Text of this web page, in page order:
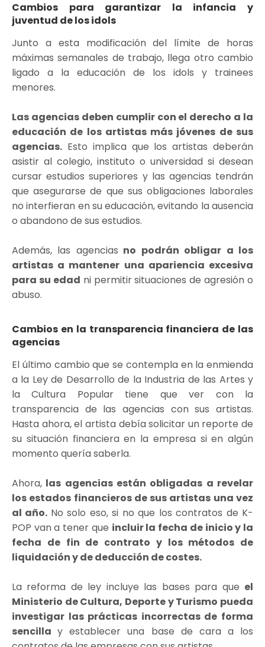
Cambios para garantizar la infancia y
juventud de los idols
Junto a esta modificación del límite de horas
máximas semanales de trabajo, llega otro cambio
ligado a la educación de los idols y trainees
menores.
Las agencias deben cumplir con el derecho a la
educación de los artistas más jóvenes de sus
agencias. Esto implica que los artistas deberán
asistir al colegio, instituto o universidad si desean
cursar estudios superiores y las agencias tendrán
que asegurarse de que sus obligaciones laborales
no interfieran en su educación, evitando la ausencia
o abandono de sus estudios.
Además, las agencias no podrán obligar a los
artistas a mantener una apariencia excesiva
para su edad ni permitir situaciones de agresión o
abuso.
Cambios en la transparencia financiera de las
agencias
El último cambio que se contempla en la enmienda
a la Ley de Desarrollo de la Industria de las Artes y
la Cultura Popular tiene que ver con la
transparencia de las agencias con sus artistas.
Hasta ahora, el artista debía solicitar un reporte de
su situación financiera en la empresa si en algún
momento quería saberla.
Ahora, las agencias están obligadas a revelar
los estados financieros de sus artistas una vez
al año. No solo eso, si no que los contratos de K-
POP van a tener que incluir la fecha de inicio y la
fecha de fin de contrato y los métodos de
liquidación y de deducción de costes.
La reforma de ley incluye las bases para que el
Ministerio de Cultura, Deporte y Turismo pueda
investigar las prácticas incorrectas de forma
sencillay establecer una base de cara a los